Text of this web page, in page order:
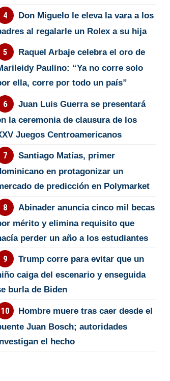
Don Miguelo le eleva la vara a los
al regalarle un Rolex a su hija
Raquel Arbaje celebra el oro de
Paulino: “Ya no corre solo
ella, corre por todo un país”
Juan Luis Guerra se presentará
la ceremonia de clausura de los
Juegos Centroamericanos
Santiago Matías, primer
en protagonizar un
de predicción en Polymarket
Abinader anuncia cinco mil becas
mérito y elimina requisito que
perder un año a los estudiantes
Trump corre para evitar que un
caiga del escenario y enseguida
burla de Biden
Hombre muere tras caer desde el
Juan Bosch; autoridades
el hecho